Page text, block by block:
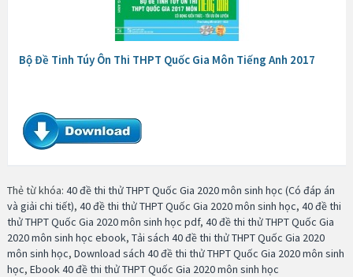
Bộ Đề Tinh Túy Ôn Thi THPT Quốc Gia Môn Tiếng Anh 2017
Thẻ từ khóa: 40 đề thi thử THPT Quốc Gia 2020 môn sinh học (Có đáp án
và giải chi tiết), 40 đề thi thử THPT Quốc Gia 2020 môn sinh học, 40 đề thi
thử THPT Quốc Gia 2020 môn sinh học pdf, 40 đề thi thử THPT Quốc Gia
2020 môn sinh học ebook, Tải sách 40 đề thi thử THPT Quốc Gia 2020
môn sinh học, Download sách 40 đề thi thử THPT Quốc Gia 2020 môn sinh
học, Ebook 40 đề thi thử THPT Quốc Gia 2020 môn sinh học